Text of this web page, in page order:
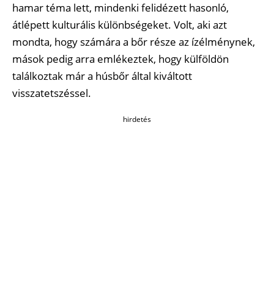
hamar téma lett, mindenki felidézett hasonló,
átlépett kulturális különbségeket. Volt, aki azt
mondta, hogy számára a bőr része az ízélménynek,
mások pedig arra emlékeztek, hogy külföldön
találkoztak már a húsbőr által kiváltott
visszatetszéssel.
hirdetés